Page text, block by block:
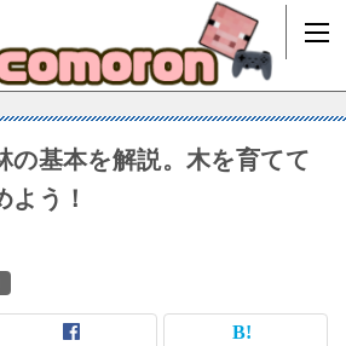
の基本を解説。木を育てて
よう！